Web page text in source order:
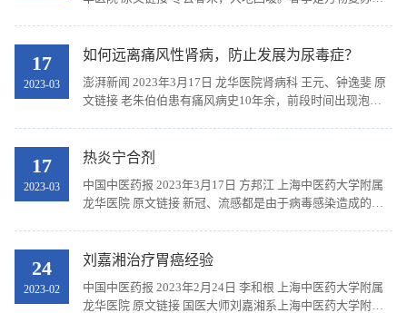
17
2023-03
如何远离痛风性肾病，防止发展为尿毒症？
澎湃新闻 2023年3月17日 龙华医院肾病科 王元、钟逸斐 原
文链接 老朱伯伯患有痛风病史10年余，前段时间出现泡沫
17
2023-03
热炎宁合剂
中国中医药报 2023年3月17日 方邦江 上海中医药大学附属
龙华医院 原文链接 新冠、流感都是由于病毒感染造成的，
24
2023-02
刘嘉湘治疗胃癌经验
中国中医药报 2023年2月24日 李和根 上海中医药大学附属
龙华医院 原文链接 国医大师刘嘉湘系上海中医药大学附属